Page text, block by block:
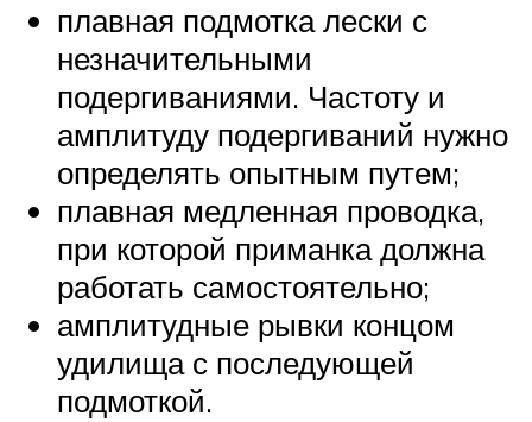
плавная подмотка лески с
незначительными
подергиваниями. Частоту и
амплитуду подергиваний нужно
определять опытным путем;
плавная медленная проводка,
при которой приманка должна
работать самостоятельно;
амплитудные рывки концом
удилища с последующей
подмоткой.